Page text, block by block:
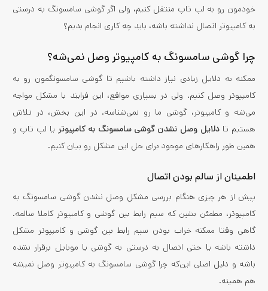
خودمون رو به لپ تاپ منتقل کنیم، ولی اگر گوشی سامسونگ به درستی
به کامپیوتر اتصال نداشته باشه، باید چه کاری انجام بدیم؟
چرا گوشی سامسونگ به کامپیوتر وصل نمی‌شه؟
ممکنه به دلایل زیادی نیاز داشته باشیم تا گوشی سامسونگمون رو به
کامپیوتر وصل کنیم. ولی در بسیاری مواقع، این فرایند با مشکل مواجه
می‌شه و کامپیوتر، گوشی ما رو نمی‌شناسه. در این بخش، در تلاش
هستیم تا دلایل وصل نشدن گوشی سامسونگ به کامپیوتر یا لپ تاپ و
همین طور راهکارهای موجود برای حل این مشکل رو بیان کنیم.
اطمینان از سالم بودن اتصال
پیش از هر چیزی هنگام بررسی مشکل وصل نشدن گوشی سامسونگ به
کامپیوتر، مطمئن بشین که سیم رابط بین گوشی و کامپیوتر کاملا سالمه.
گاهی وقتا ممکنه خراب بودن سیم رابط بین گوشی و کامپیوتر مشکل
داشته باشه یا حتی اتصال به درستی به گوشی یا موبایل برقرار نشده
باشه و دلیل اصلی این‌که چرا گوشی سامسونگ به کامپیوتر وصل نمیشه
هم همینه.